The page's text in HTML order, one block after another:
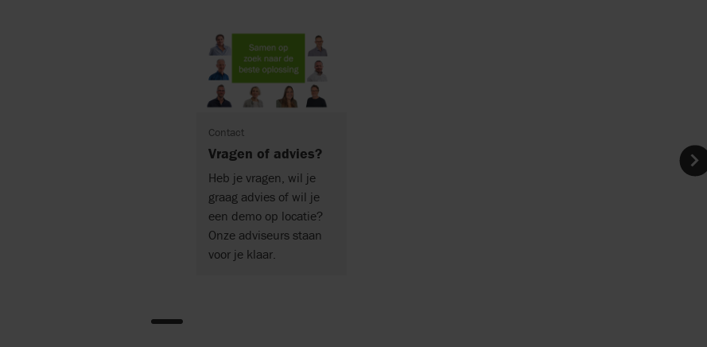
Contact
Vragen of advies?
Heb je vragen, wil je
graag advies of wil je
een demo op locatie?
Onze adviseurs staan
voor je klaar.